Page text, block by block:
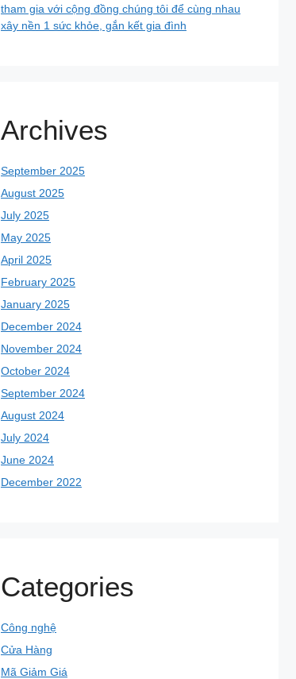
tham gia với cộng đồng chúng tôi để cùng nhau
xây nền 1 sức khỏe, gắn kết gia đình
Archives
September 2025
August 2025
July 2025
May 2025
April 2025
February 2025
January 2025
December 2024
November 2024
October 2024
September 2024
August 2024
July 2024
June 2024
December 2022
Categories
Công nghệ
Cửa Hàng
Mã Giảm Giá